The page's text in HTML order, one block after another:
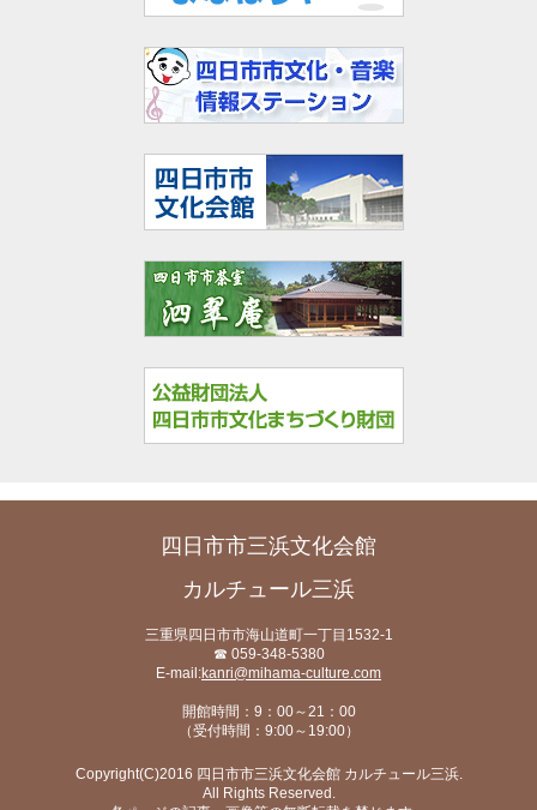
四日市市三浜文化会館
カルチュール三浜
三重県四日市市海山道町一丁目1532-1
☎ 059-348-5380
E-mail:kanri@mihama-culture.com
開館時間：9：00～21：00
（受付時間：9:00～19:00）
Copyright(C)2016 四日市市三浜文化会館 カルチュール三浜.
All Rights Reserved.